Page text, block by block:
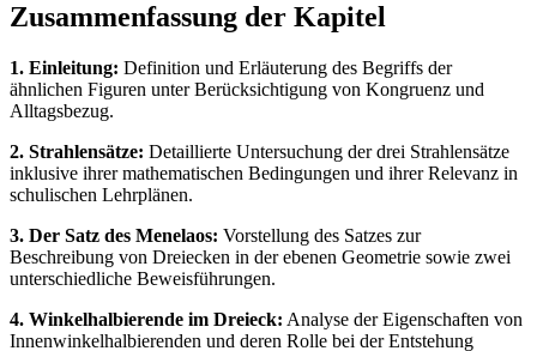
Zusammenfassung der Kapitel
1. Einleitung: Definition und Erläuterung des Begriffs der
ähnlichen Figuren unter Berücksichtigung von Kongruenz und
Alltagsbezug.
2. Strahlensätze: Detaillierte Untersuchung der drei Strahlensätze
inklusive ihrer mathematischen Bedingungen und ihrer Relevanz in
schulischen Lehrplänen.
3. Der Satz des Menelaos: Vorstellung des Satzes zur
Beschreibung von Dreiecken in der ebenen Geometrie sowie zwei
unterschiedliche Beweisführungen.
4. Winkelhalbierende im Dreieck: Analyse der Eigenschaften von
Innenwinkelhalbierenden und deren Rolle bei der Entstehung